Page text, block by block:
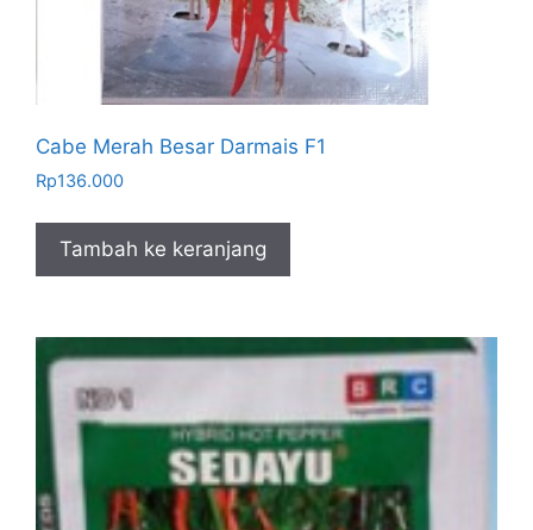
Cabe Merah Besar Darmais F1
Rp136.000
Tambah ke keranjang